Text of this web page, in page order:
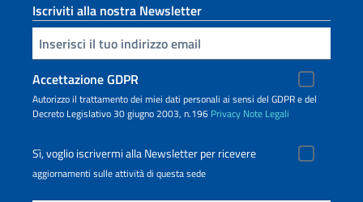
Iscriviti alla nostra Newsletter
Inserisci la tua email
Accettazione GDPR
Autorizzo il trattamento dei miei dati personali ai sensi del GDPR e del
Decreto Legislativo 30 giugno 2003, n.196 Privacy Note Legali
Sì, voglio iscrivermi alla Newsletter per ricevere
aggiornamenti sulle attività di questa sede